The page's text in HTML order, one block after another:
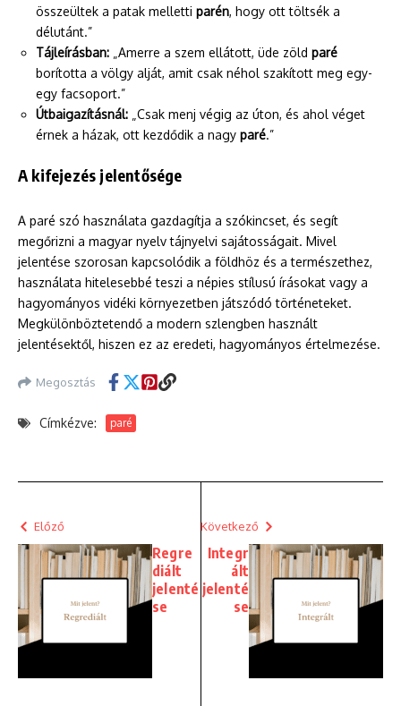
összeültek a patak melletti parén, hogy ott töltsék a
délutánt.”
Tájleírásban: „Amerre a szem ellátott, üde zöld paré
borította a völgy alját, amit csak néhol szakított meg egy-
egy facsoport.”
Útbaigazításnál: „Csak menj végig az úton, és ahol véget
érnek a házak, ott kezdődik a nagy paré.”
A kifejezés jelentősége
A paré szó használata gazdagítja a szókincset, és segít
megőrizni a magyar nyelv tájnyelvi sajátosságait. Mivel
jelentése szorosan kapcsolódik a földhöz és a természethez,
használata hitelesebbé teszi a népies stílusú írásokat vagy a
hagyományos vidéki környezetben játszódó történeteket.
Megkülönböztetendő a modern szlengben használt
jelentésektől, hiszen ez az eredeti, hagyományos értelmezése.
Megosztás
Címkézve: paré
Előző
Regre
diált
jelenté
se
Következő
Integr
ált
jelenté
se